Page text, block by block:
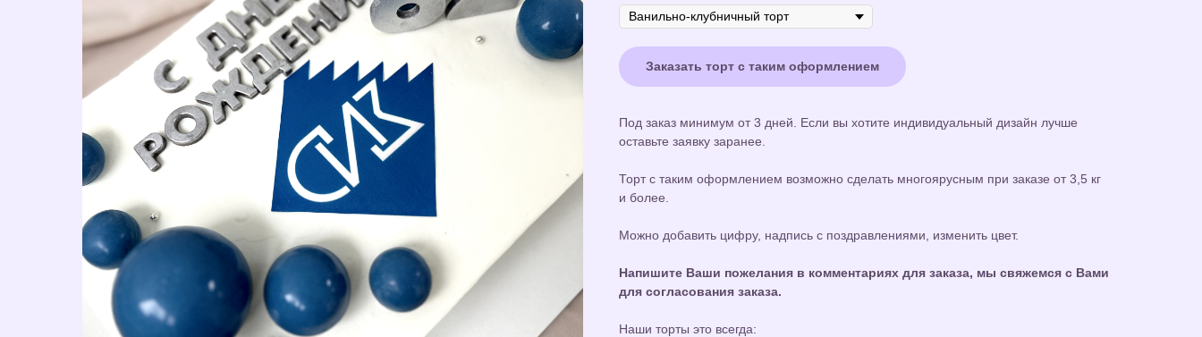
Заказать торт с таким оформлением
Под заказ минимум от 3 дней. Если вы хотите индивидуальный дизайн лучше
оставьте заявку заранее.
Торт с таким оформлением возможно сделать многоярусным при заказе от 3,5 кг
и более.
Можно добавить цифру, надпись с поздравлениями, изменить цвет.
Напишите Ваши пожелания в комментариях для заказа, мы свяжемся с Вами
для согласования заказа.
Наши торты это всегда: